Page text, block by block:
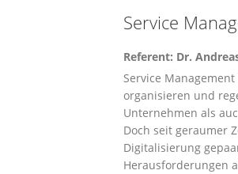
Service
Referent: Dr.
Service
organisieren und
Unternehmen als
Doch seit geraumer
Digitalisierung
Herausforderungen